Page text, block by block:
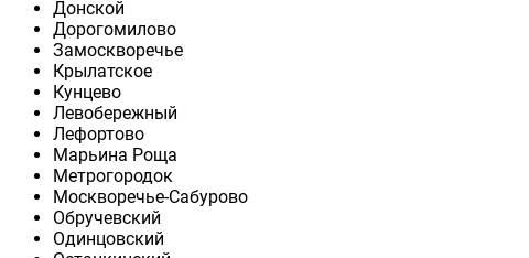
Донской
Дорогомилово
Замоскворечье
Крылатское
Кунцево
Левобережный
Лефортово
Марьина Роща
Метрогородок
Москворечье-Сабурово
Обручевский
Одинцовский